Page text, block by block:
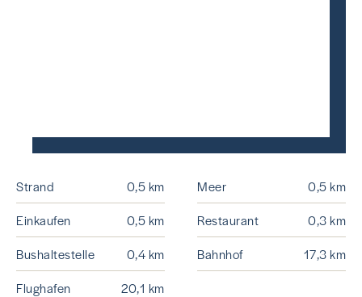
Strand 0,5 km Meer
0,5 km
Einkaufen
0,5 km Restaurant
0,3 km
Bushaltestelle
0,4 km Bahnhof
17,3 km
Flughafen
20,1 km